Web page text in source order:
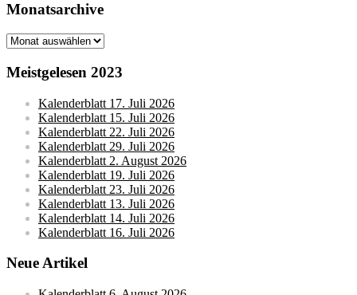
Monatsarchive
Monatsarchive
Meistgelesen 2023
Kalenderblatt 17. Juli 2026
Kalenderblatt 15. Juli 2026
Kalenderblatt 22. Juli 2026
Kalenderblatt 29. Juli 2026
Kalenderblatt 2. August 2026
Kalenderblatt 19. Juli 2026
Kalenderblatt 23. Juli 2026
Kalenderblatt 13. Juli 2026
Kalenderblatt 14. Juli 2026
Kalenderblatt 16. Juli 2026
Neue Artikel